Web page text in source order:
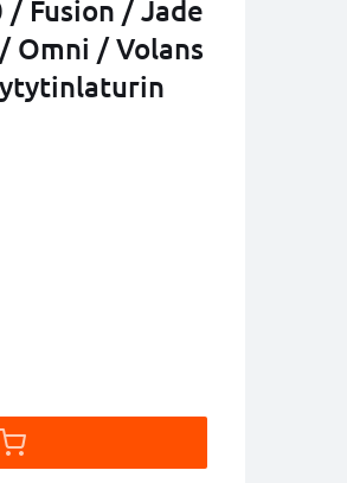
Fusion / Jade
Omni / Volans